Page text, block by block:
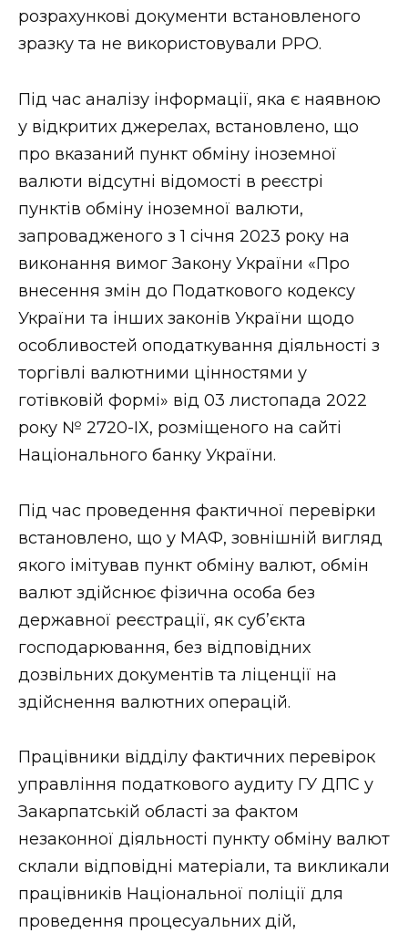
розрахункові документи встановленого
зразку та не використовували РРО.
Під час аналізу інформації, яка є наявною
у відкритих джерелах, встановлено, що
про вказаний пункт обміну іноземної
валюти відсутні відомості в реєстрі
пунктів обміну іноземної валюти,
запровадженого з 1 січня 2023 року на
виконання вимог Закону України «Про
внесення змін до Податкового кодексу
України та інших законів України щодо
особливостей оподаткування діяльності з
торгівлі валютними цінностями у
готівковій формі» від 03 листопада 2022
року № 2720-ІХ, розміщеного на сайті
Національного банку України.
Під час проведення фактичної перевірки
встановлено, що у МАФ, зовнішній вигляд
якого імітував пункт обміну валют, обмін
валют здійснює фізична особа без
державної реєстрації, як суб’єкта
господарювання, без відповідних
дозвільних документів та ліценції на
здійснення валютних операцій.
Працівники відділу фактичних перевірок
управління податкового аудиту ГУ ДПС у
Закарпатській області за фактом
незаконної діяльності пункту обміну валют
склали відповідні матеріали, та викликали
працівників Національної поліції для
проведення процесуальних дій,